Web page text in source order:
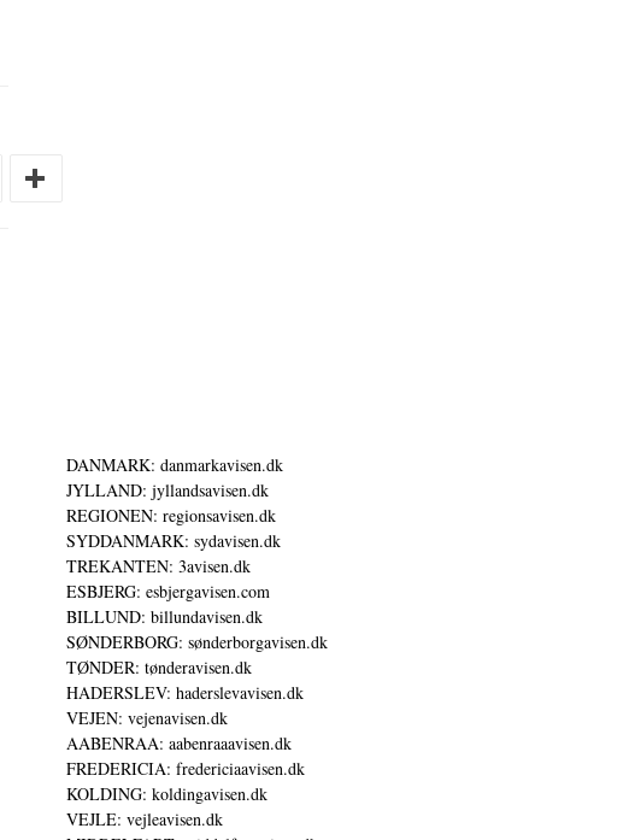
DANMARK: danmarkavisen.dk
JYLLAND: jyllandsavisen.dk
REGIONEN: regionsavisen.dk
SYDDANMARK: sydavisen.dk
TREKANTEN: 3avisen.dk
ESBJERG: esbjergavisen.com
BILLUND: billundavisen.dk
SØNDERBORG: sønderborgavisen.dk
TØNDER: tønderavisen.dk
HADERSLEV: haderslevavisen.dk
VEJEN: vejenavisen.dk
AABENRAA: aabenraaavisen.dk
FREDERICIA: fredericiaavisen.dk
KOLDING: koldingavisen.dk
VEJLE: vejleavisen.dk